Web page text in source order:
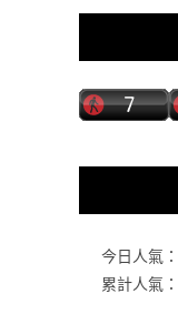
今日人氣：
累計人氣：